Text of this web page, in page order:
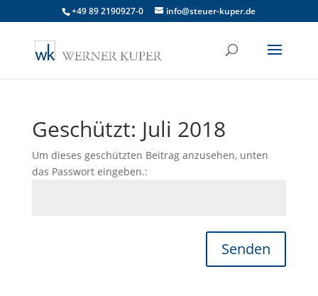
+49 89 2190927-0 info@steuer-kuper.de
Geschützt: Juli 2018
Um dieses geschützten Beitrag anzusehen, unten
das Passwort eingeben.:
Senden